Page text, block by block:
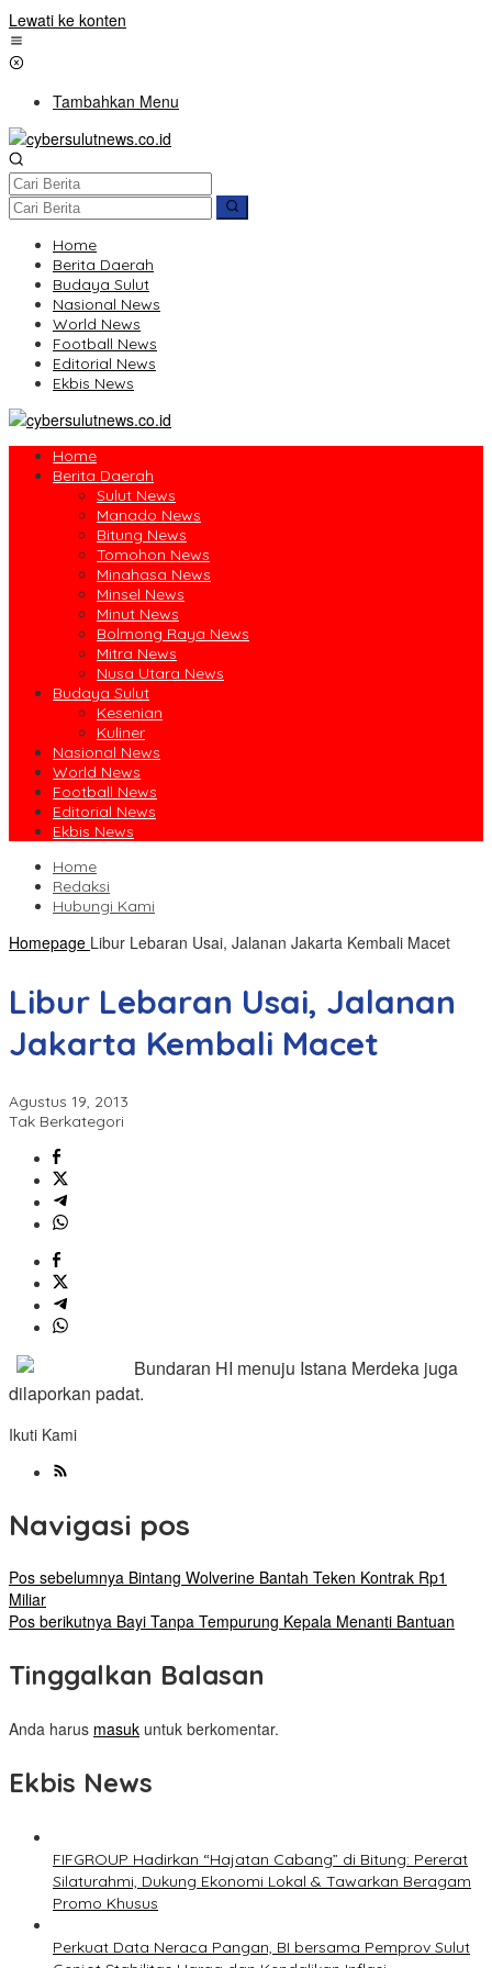
Lewati ke konten
Tambahkan Menu
Home
Berita Daerah
Budaya Sulut
Nasional News
World News
Football News
Editorial News
Ekbis News
Home
Berita Daerah
Sulut News
Manado News
Bitung News
Tomohon News
Minahasa News
Minsel News
Minut News
Bolmong Raya News
Mitra News
Nusa Utara News
Budaya Sulut
Kesenian
Kuliner
Nasional News
World News
Football News
Editorial News
Ekbis News
Home
Redaksi
Hubungi Kami
Homepage Libur Lebaran Usai, Jalanan Jakarta Kembali Macet
Libur Lebaran Usai, Jalanan
Jakarta Kembali Macet
Agustus 19, 2013
Tak Berkategori
Bundaran HI menuju Istana Merdeka juga
dilaporkan padat.
Ikuti Kami
Navigasi pos
Pos sebelumnya Bintang Wolverine Bantah Teken Kontrak Rp1
Miliar
Pos berikutnya Bayi Tanpa Tempurung Kepala Menanti Bantuan
Tinggalkan Balasan
Anda harus masuk untuk berkomentar.
Ekbis News
FIFGROUP Hadirkan “Hajatan Cabang” di Bitung: Pererat
Silaturahmi, Dukung Ekonomi Lokal & Tawarkan Beragam
Promo Khusus
Perkuat Data Neraca Pangan, BI bersama Pemprov Sulut